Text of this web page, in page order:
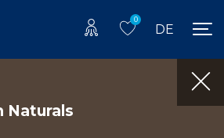
0
DE
Naturals